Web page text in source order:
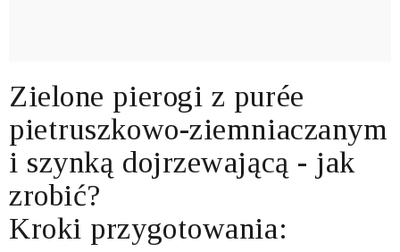
Zielone pierogi z purée
pietruszkowo-ziemniaczanym
i szynką dojrzewającą - jak
zrobić?
Kroki przygotowania: